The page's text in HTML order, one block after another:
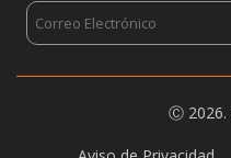
Ⓒ 2026.